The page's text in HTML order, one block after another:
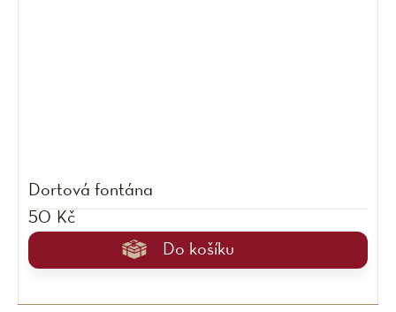
Dortová fontána
50 Kč
Do košíku